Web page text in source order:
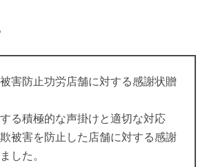
被害防止功労店舗に対する感謝状贈
る積極的な声掛けと適切な対応
被害を防止した店舗に対する感謝
した。